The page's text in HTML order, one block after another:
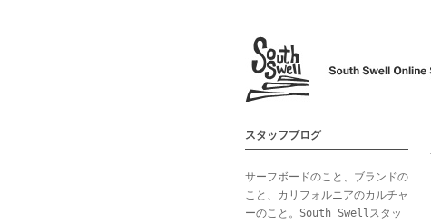
スタッフブログ
サーフボードのこと、ブランドの
こと、カリフォルニアのカルチャ
ーのこと。South Swellスタッ